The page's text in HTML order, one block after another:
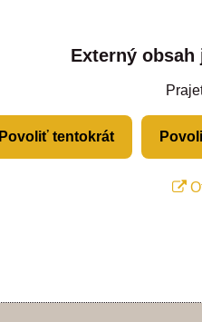
Externý
Povoliť tentokrát